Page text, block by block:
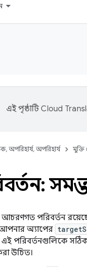
এই পৃষ্ঠাটিCloud
অপরিহার্য, অপরিহার্য মুক্তি
সমস্ত
পরিবর্তন
অ্যাপের
এই পরিবর্তনগুলিকে
উচিত।